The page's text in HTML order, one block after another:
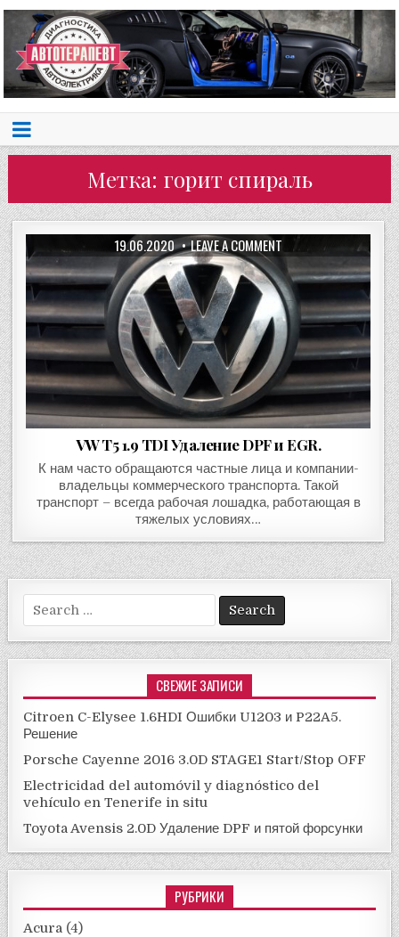
Метка: горит спираль
19.06.2020 LEAVE A COMMENT
VW T5 1.9 TDI Удаление DPF и EGR.
К нам часто обращаются частные лица и компании-
владельцы коммерческого транспорта. Такой
транспорт – всегда рабочая лошадка, работающая в
тяжелых условиях…
Search
for:
СВЕЖИЕ ЗАПИСИ
Citroen C-Elysee 1.6HDI Ошибки U1203 и P22A5.
Решение
Porsche Cayenne 2016 3.0D STAGE1 Start/Stop OFF
Electricidad del automóvil y diagnóstico del
vehículo en Tenerife in situ
Toyota Avensis 2.0D Удаление DPF и пятой форсунки
РУБРИКИ
Acura (4)